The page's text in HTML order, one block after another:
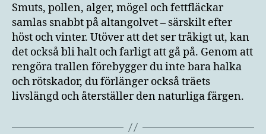
Smuts, pollen, alger, mögel och fettfläckar
samlas snabbt på altangolvet – särskilt efter
höst och vinter. Utöver att det ser tråkigt ut, kan
det också bli halt och farligt att gå på. Genom att
rengöra trallen förebygger du inte bara halka
och rötskador, du förlänger också träets
livslängd och återställer den naturliga färgen.